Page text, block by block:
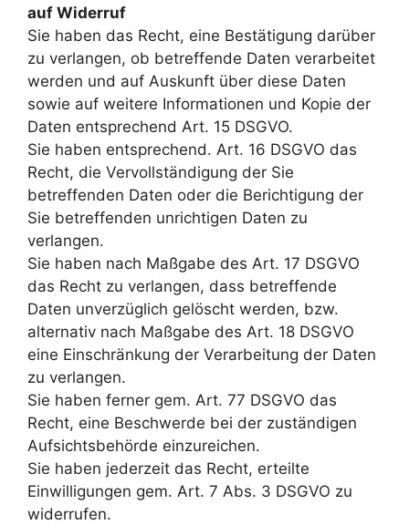
auf Widerruf
Sie haben das Recht, eine Bestätigung darüber
zu verlangen, ob betreffende Daten verarbeitet
werden und auf Auskunft über diese Daten
sowie auf weitere Informationen und Kopie der
Daten entsprechend Art. 15 DSGVO.
Sie haben entsprechend. Art. 16 DSGVO das
Recht, die Vervollständigung der Sie
betreffenden Daten oder die Berichtigung der
Sie betreffenden unrichtigen Daten zu
verlangen.
Sie haben nach Maßgabe des Art. 17 DSGVO
das Recht zu verlangen, dass betreffende
Daten unverzüglich gelöscht werden, bzw.
alternativ nach Maßgabe des Art. 18 DSGVO
eine Einschränkung der Verarbeitung der Daten
zu verlangen.
Sie haben ferner gem. Art. 77 DSGVO das
Recht, eine Beschwerde bei der zuständigen
Aufsichtsbehörde einzureichen.
Sie haben jederzeit das Recht, erteilte
Einwilligungen gem. Art. 7 Abs. 3 DSGVO zu
widerrufen.